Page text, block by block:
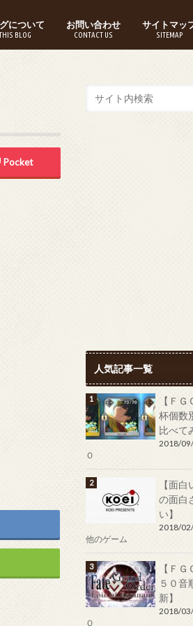
について
BLOG
お問い合わせ
CONTACT US
サイトマッ
SITEMAP
Pocket
人気記事一覧
【Ｆ
杯個数
比べて
2018/
Ｏ
【面
の面白
い】
2018/
他のゲーム
【Ｆ
５０音
新】
2018/
Ｏ